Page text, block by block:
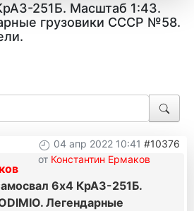
251Б. Масштаб 1:43.
грузовики СССР №58.
04 апр 2022 10:41 #10376
от Константин Ермаков
6х4 КрАЗ-251Б.
Легендарные